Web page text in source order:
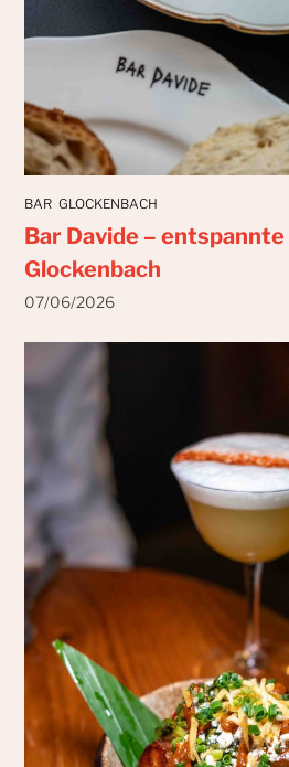
BAR GLOCKENBACH
Bar Davide –
Glockenbach
07/06/2026